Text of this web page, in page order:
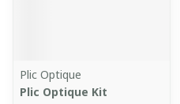
Plic Optique
Plic Optique Kit